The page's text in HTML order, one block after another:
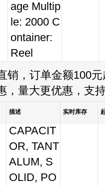
age Multip
le: 2000 C
ontainer:
Reel
，订单金额100元
，量大更优惠，支
描述 实时库存
CAPACIT
OR, TANT
ALUM, S
OLID, PO